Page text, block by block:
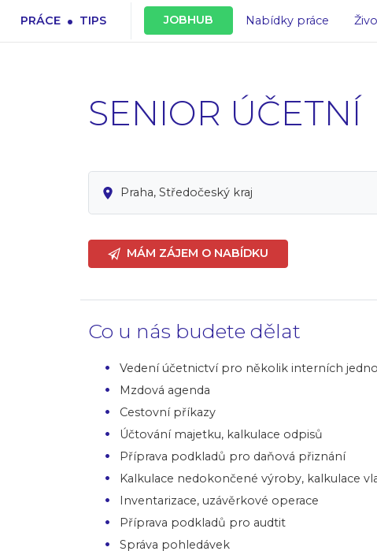
PRÁCE . TIPS JOBHUB Nabídky práce
SENIOR ÚČETNÍ
Praha, Středočeský kraj
MÁM ZÁJEM O NABÍDKU
Co u nás budete dělat
Vedení účetnictví pro několik interních
Mzdová agenda
Cestovní příkazy
Účtování majetku, kalkulace odpisů
Příprava podkladů pro daňová přiznání
Kalkulace nedokončené výroby, kalkulace
Inventarizace, uzávěrkové operace
Příprava podkladů pro audtit
Správa pohledávek